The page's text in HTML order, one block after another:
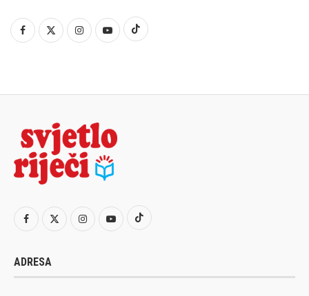
ADRESA